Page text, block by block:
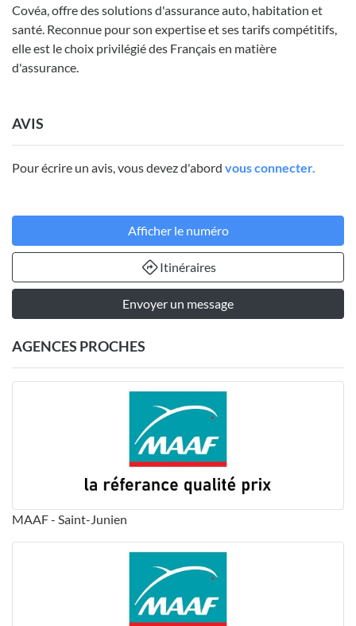
Covéa, offre des solutions d'assurance auto, habitation et
santé. Reconnue pour son expertise et ses tarifs compétitifs,
elle est le choix privilégié des Français en matière
d'assurance.
AVIS
Pour écrire un avis, vous devez d'abord vous connecter.
Afficher le numéro
Itinéraires
Envoyer un message
AGENCES PROCHES
MAAF - Saint-Junien